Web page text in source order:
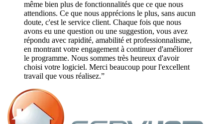
même bien plus de fonctionnalités que ce que nous
attendions. Ce que nous apprécions le plus, sans aucun
doute, c'est le service client. Chaque fois que nous
avons eu une question ou une suggestion, vous avez
répondu avec rapidité, amabilité et professionnalisme,
en montrant votre engagement à continuer d'améliorer
le programme. Nous sommes très heureux d'avoir
choisi votre logiciel. Merci beaucoup pour l'excellent
travail que vous réalisez.”